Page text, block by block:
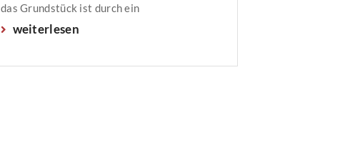
das Grundstück ist durch ein
elektrisches Rolltor gesichert. – mit
weiterlesen